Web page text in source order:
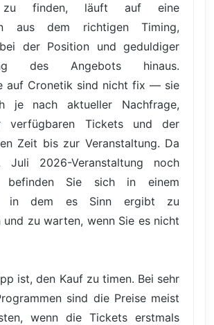
zu finden, läuft auf eine
aus dem richtigen Timing,
der Position und geduldiger
des Angebots hinaus.
auf Cronetik sind nicht fix — sie
je nach aktueller Nachfrage,
verfügbaren Tickets und der
Zeit bis zur Veranstaltung. Da
2026-Veranstaltung noch
befinden Sie sich in einem
in dem es Sinn ergibt zu
und zu warten, wenn Sie es nicht
ist, den Kauf zu timen. Bei sehr
sind die Preise meist
wenn die Tickets erstmals